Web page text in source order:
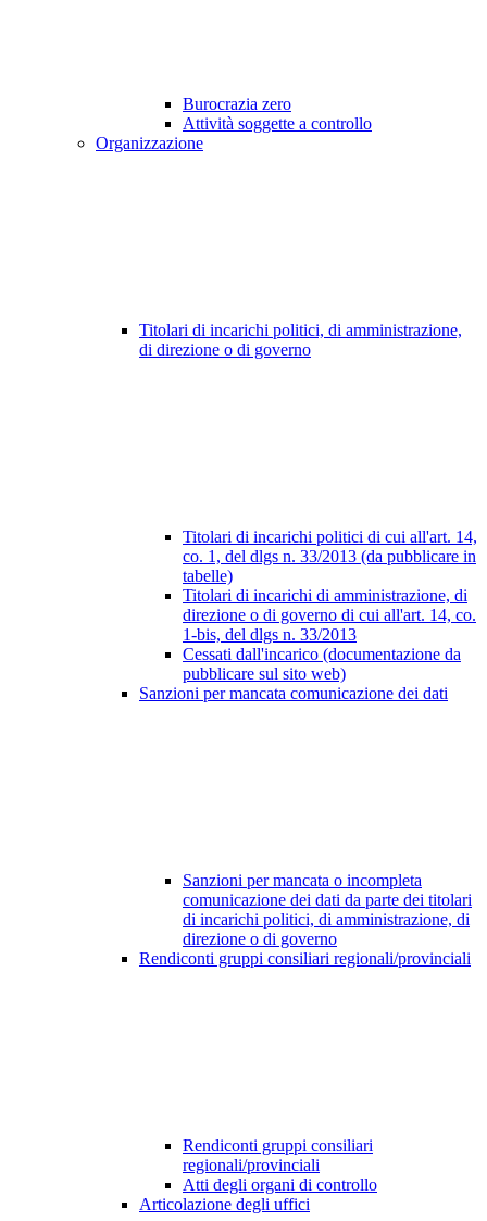
Burocrazia zero
Attività soggette a controllo
Organizzazione
Titolari di incarichi politici, di amministrazione,
di direzione o di governo
Titolari di incarichi politici di cui all'art. 14,
co. 1, del dlgs n. 33/2013 (da pubblicare in
tabelle)
Titolari di incarichi di amministrazione, di
direzione o di governo di cui all'art. 14, co.
1-bis, del dlgs n. 33/2013
Cessati dall'incarico (documentazione da
pubblicare sul sito web)
Sanzioni per mancata comunicazione dei dati
Sanzioni per mancata o incompleta
comunicazione dei dati da parte dei titolari
di incarichi politici, di amministrazione, di
direzione o di governo
Rendiconti gruppi consiliari regionali/provinciali
Rendiconti gruppi consiliari
regionali/provinciali
Atti degli organi di controllo
Articolazione degli uffici